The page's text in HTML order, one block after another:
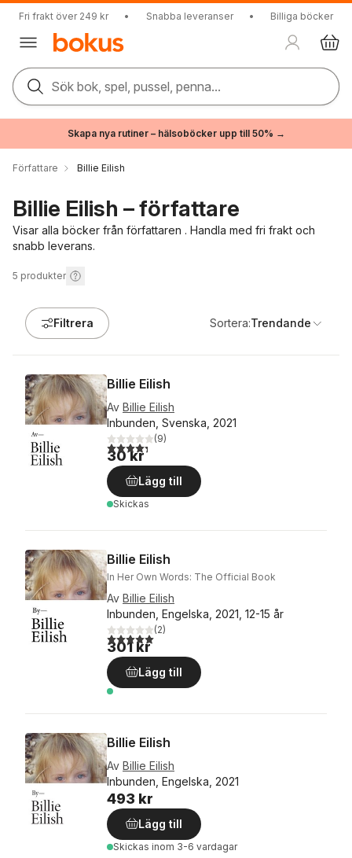
Fri frakt över 249 kr • Snabba leveranser • Billiga böcker
Sök bok, spel, pussel, penna...
Skapa nya rutiner – hälsoböcker upp till 50% →
Författare Billie Eilish
Billie Eilish – författare
Visar alla böcker från författaren . Handla med fri frakt och
snabb leverans.
5 produkter
Filtrera Sortera:Trendande
Billie Eilish
Av Billie Eilish
Inbunden, Svenska, 2021
4,3utav 5 stjärnor. Totalt antal röster:
(9)
30 kr
Lägg till
Skickas
Billie Eilish
In Her Own Words: The Official Book
Av Billie Eilish
Inbunden, Engelska, 2021, 12-15 år
5,0utav 5 stjärnor. Totalt antal röster:
(2)
301 kr
Lägg till
Billie Eilish
Av Billie Eilish
Inbunden, Engelska, 2021
493 kr
Lägg till
Skickas inom 3-6 vardagar